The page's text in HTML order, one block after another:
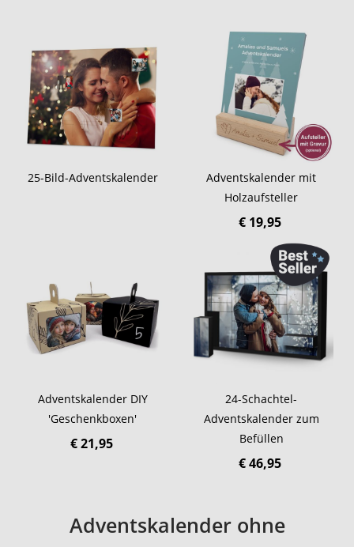
25-Bild-Adventskalender
Adventskalender mit
Holzaufsteller
€ 19,95
Adventskalender DIY
'Geschenkboxen'
€ 21,95
24-Schachtel-
Adventskalender zum
Befüllen
€ 46,95
Adventskalender ohne